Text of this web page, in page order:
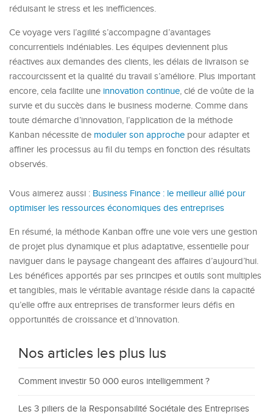
réduisant le stress et les inefficiences.
Ce voyage vers l’agilité s’accompagne d’avantages
concurrentiels indéniables. Les équipes deviennent plus
réactives aux demandes des clients, les délais de livraison se
raccourcissent et la qualité du travail s’améliore. Plus important
encore, cela facilite une innovation continue, clé de voûte de la
survie et du succès dans le business moderne. Comme dans
toute démarche d’innovation, l’application de la méthode
Kanban nécessite de moduler son approche pour adapter et
affiner les processus au fil du temps en fonction des résultats
observés.
Vous aimerez aussi : Business Finance : le meilleur allié pour
optimiser les ressources économiques des entreprises
En résumé, la méthode Kanban offre une voie vers une gestion
de projet plus dynamique et plus adaptative, essentielle pour
naviguer dans le paysage changeant des affaires d’aujourd’hui.
Les bénéfices apportés par ses principes et outils sont multiples
et tangibles, mais le véritable avantage réside dans la capacité
qu’elle offre aux entreprises de transformer leurs défis en
opportunités de croissance et d’innovation.
Nos articles les plus lus
Comment investir 50 000 euros intelligemment ?
Les 3 piliers de la Responsabilité Sociétale des Entreprises